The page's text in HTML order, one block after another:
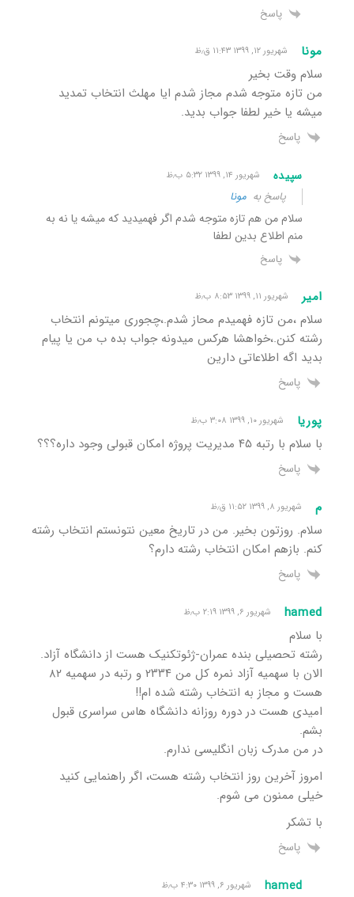
پاسخ
مونا شهریور ۱۲, ۱۳۹۹ ۱۱:۴۳ ق٫ظ
سلام وقت بخیر
من تازه متوجه شدم مجاز شدم ایا مهلث انتخاب تمدید
میشه یا خیر لطفا جواب بدید.
پاسخ
سپیده شهریور ۱۴, ۱۳۹۹ ۵:۳۲ ب٫ظ
پاسخ به مونا
سلام من هم تازه متوجه شدم اگر فهمیدید که میشه یا نه به
منم اطلاع بدین لطفا
پاسخ
امیر شهریور ۱۱, ۱۳۹۹ ۸:۵۳ ب٫ظ
سلام ،من تازه فهمیدم محاز شدم.،چجوری میتونم انتخاب
رشته کنن.،خواهشا هرکس میدونه جواب بده ب من یا پیام
بدید اگه اطلاعاتی دارین
پاسخ
پوریا شهریور ۱۰, ۱۳۹۹ ۳:۰۸ ب٫ظ
با سلام با رتبه ۴۵ مدیریت پروژه امکان قبولی وجود داره؟؟؟
پاسخ
م شهریور ۸, ۱۳۹۹ ۱۱:۵۲ ق٫ظ
سلام. روزتون بخیر. من در تاریخ معین نتونستم انتخاب رشته
کنم. بازهم امکان انتخاب رشته دارم؟
پاسخ
hamed شهریور ۶, ۱۳۹۹ ۲:۱۹ ب٫ظ
با سلام
رشته تحصیلی بنده عمران-ژئوتکنیک هست از دانشگاه آزاد.
الان با سهمیه آزاد نمره کل من ۲۳۳۴ و رتبه در سهمیه ۸۲
هست و مجاز به انتخاب رشته شده ام!!
امیدی هست در دوره روزانه دانشگاه هاس سراسری قبول
بشم.
در من مدرک زبان انگلیسی ندارم.
امروز آخرین روز انتخاب رشته هست، اگر راهنمایی کنید
خیلی ممنون می شوم.
با تشکر
پاسخ
hamed شهریور ۶, ۱۳۹۹ ۴:۳۰ ب٫ظ